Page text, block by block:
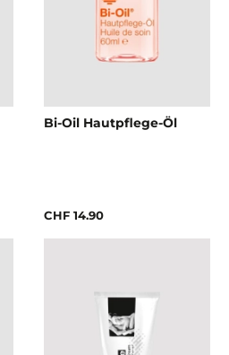
Bi-Oil Hautpflege-Öl
CHF 14.90